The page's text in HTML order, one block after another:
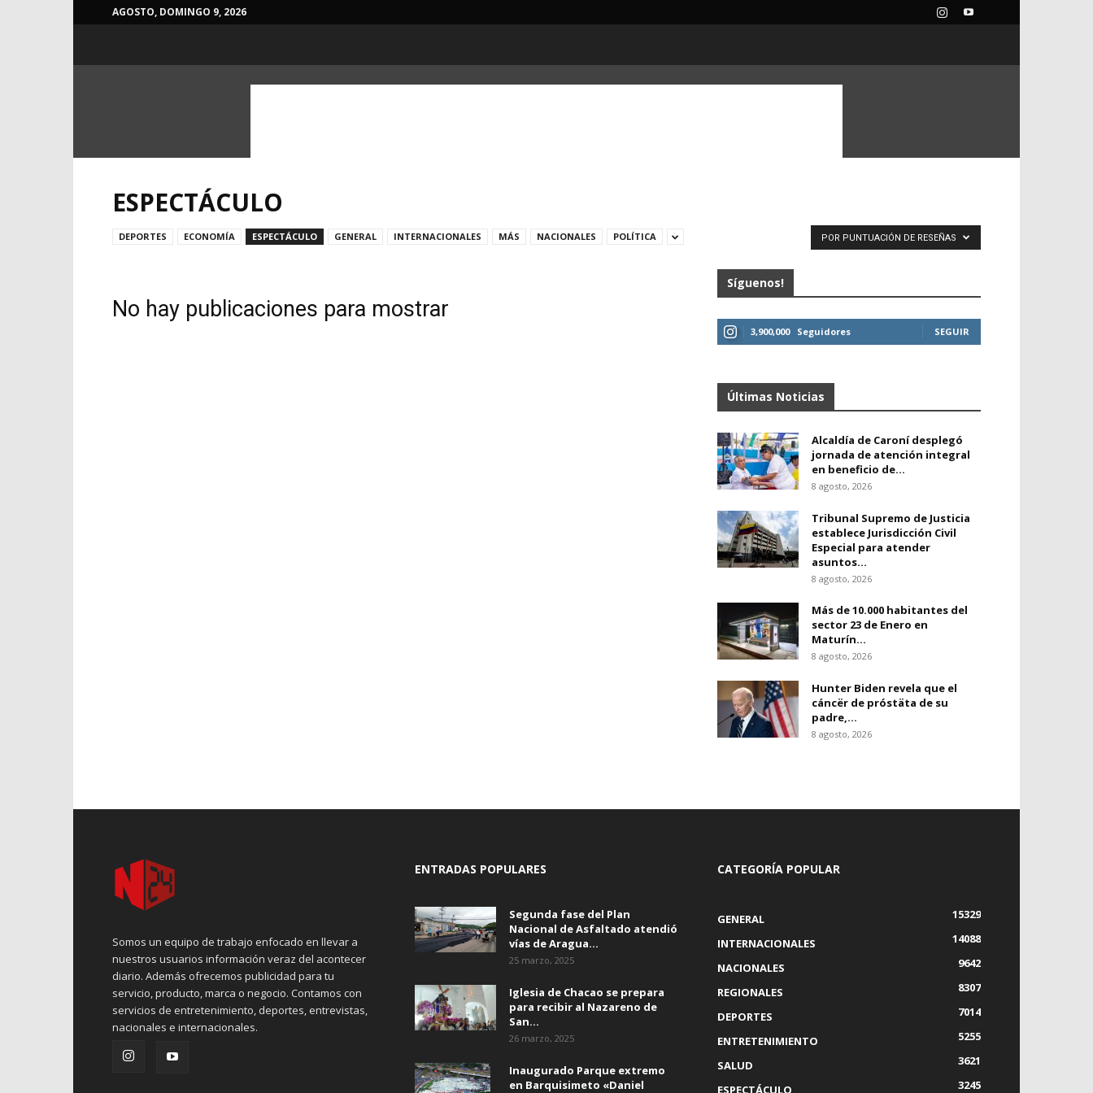
AGOSTO, DOMINGO 9, 2026
ESPECTÁCULO
DEPORTES ECONOMÍA ESPECTÁCULO GENERAL INTERNACIONALES MÁS NACIONALES POLÍTICA POR PUNTUACIÓN DE RESEÑAS
No hay publicaciones para mostrar
Síguenos!
3,900,000 Seguidores SEGUIR
Últimas Noticias
Alcaldía de Caroní desplegó
jornada de atención integral
en beneficio de...
8 agosto, 2026
Tribunal Supremo de Justicia
establece Jurisdicción Civil
Especial para atender
asuntos...
8 agosto, 2026
Más de 10.000 habitantes del
sector 23 de Enero en
Maturín...
8 agosto, 2026
Hunter Biden revela que el
cáncër de próstäta de su
padre,...
8 agosto, 2026
Somos un equipo de trabajo enfocado en llevar a
nuestros usuarios información veraz del acontecer
diario. Además ofrecemos publicidad para tu
servicio, producto, marca o negocio. Contamos con
servicios de entretenimiento, deportes, entrevistas,
nacionales e internacionales.
ENTRADAS POPULARES
Segunda fase del Plan
Nacional de Asfaltado atendió
vías de Aragua...
25 marzo, 2025
Iglesia de Chacao se prepara
para recibir al Nazareno de
San...
26 marzo, 2025
Inaugurado Parque extremo
en Barquisimeto «Daniel
CATEGORÍA POPULAR
GENERAL
15329
INTERNACIONALES
14088
NACIONALES
9642
REGIONALES
8307
DEPORTES
7014
ENTRETENIMIENTO
5255
SALUD
3621
ESPECTÁCULO
3245